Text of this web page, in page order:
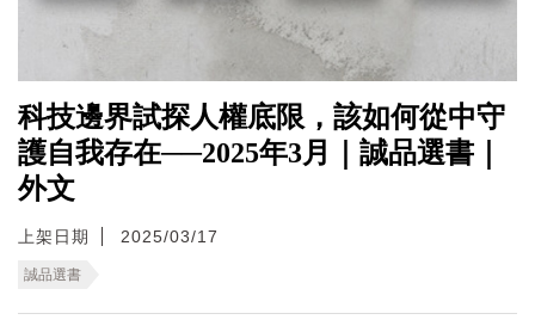
科技邊界試探人權底限，該如何從中守
護自我存在──2025年3月｜誠品選書｜
外文
上架日期 2025/03/17
誠品選書